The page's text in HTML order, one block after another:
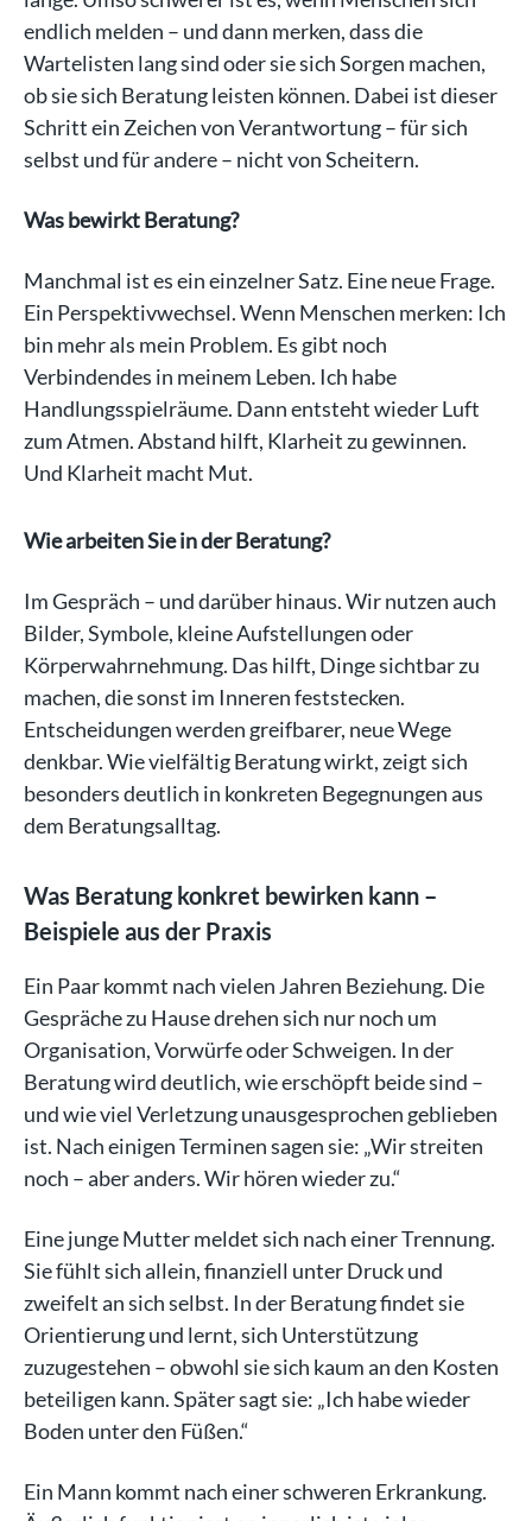
endlich melden – und dann merken, dass die
Wartelisten lang sind oder sie sich Sorgen machen,
ob sie sich Beratung leisten können. Dabei ist dieser
Schritt ein Zeichen von Verantwortung – für sich
selbst und für andere – nicht von Scheitern.
Was bewirkt Beratung?
Manchmal ist es ein einzelner Satz. Eine neue Frage.
Ein Perspektivwechsel. Wenn Menschen merken: Ich
bin mehr als mein Problem. Es gibt noch
Verbindendes in meinem Leben. Ich habe
Handlungsspielräume. Dann entsteht wieder Luft
zum Atmen. Abstand hilft, Klarheit zu gewinnen.
Und Klarheit macht Mut.
Wie arbeiten Sie in der Beratung?
Im Gespräch – und darüber hinaus. Wir nutzen auch
Bilder, Symbole, kleine Aufstellungen oder
Körperwahrnehmung. Das hilft, Dinge sichtbar zu
machen, die sonst im Inneren feststecken.
Entscheidungen werden greifbarer, neue Wege
denkbar. Wie vielfältig Beratung wirkt, zeigt sich
besonders deutlich in konkreten Begegnungen aus
dem Beratungsalltag.
Was Beratung konkret bewirken kann –
Beispiele aus der Praxis
Ein Paar kommt nach vielen Jahren Beziehung. Die
Gespräche zu Hause drehen sich nur noch um
Organisation, Vorwürfe oder Schweigen. In der
Beratung wird deutlich, wie erschöpft beide sind –
und wie viel Verletzung unausgesprochen geblieben
ist. Nach einigen Terminen sagen sie: „Wir streiten
noch – aber anders. Wir hören wieder zu.“
Eine junge Mutter meldet sich nach einer Trennung.
Sie fühlt sich allein, finanziell unter Druck und
zweifelt an sich selbst. In der Beratung findet sie
Orientierung und lernt, sich Unterstützung
zuzugestehen – obwohl sie sich kaum an den Kosten
beteiligen kann. Später sagt sie: „Ich habe wieder
Boden unter den Füßen.“
Ein Mann kommt nach einer schweren Erkrankung.